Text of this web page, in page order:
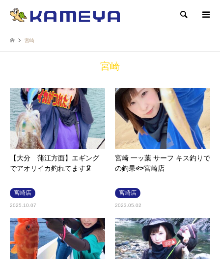
検索
宮崎
宮崎
【大分 蒲江方面】エギング
でアオリイカ釣れてます🦑
宮崎店
2025.10.07
宮崎 一ッ葉 サーフ キス釣りで
の釣果🐟宮崎店
宮崎店
2023.05.02